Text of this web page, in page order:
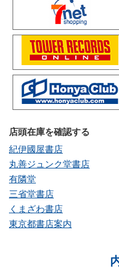
店頭在庫を確認する
紀伊國屋書店
丸善ジュンク堂書店
有隣堂
三省堂書店
くまざわ書店
東京都書店案内